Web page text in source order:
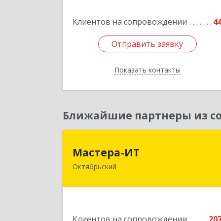
Клиентов на сопровождении
Отправить заявку
Показать контакты
Отправить заявку
Назад
Ближайшие партнеры из
Мастера-ИТ
Октябрьский452607, Башкортостан Респ,